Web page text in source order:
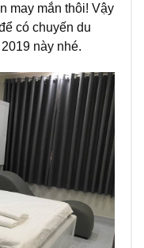
may mắn thôi! Vậy
có chuyến du
này nhé.